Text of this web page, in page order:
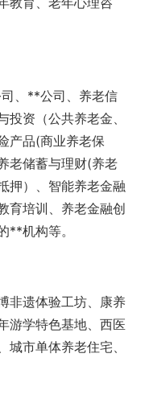
、**公司、养老信
资（公共养老金、
产品(商业养老保
老储蓄与理财(养老
押）、智能养老金融
育培训、养老金融创
**机构等。
非遗体验工坊、康养
游学特色基地、西医
市单体养老住宅、